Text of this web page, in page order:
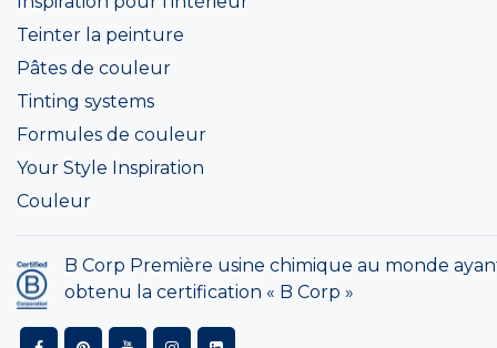
Teinter la peinture
Pâtes de couleur
Tinting systems
Formules de couleur
Your Style Inspiration
Couleur
B Corp Première usine chimique au monde
obtenu la certification « B Corp »